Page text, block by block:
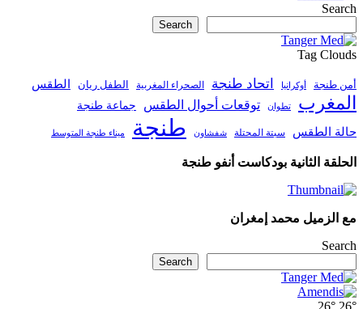
Search
Search
Tag Clouds
أمن طنجة أوكرانيا اتحاد طنجة الصحراء المغربية الطفل ريان الطقس
المغرب تطوان توقعات أحوال الطقس جماعة طنجة
حالة الطقس سبتة المحتلة شفشاون طنجة ميناء طنجة المتوسط
الحلقة الثانية بودكاست أنفو طنجة
مع الزميل محمد إمغران
Search
Search
26°
26°